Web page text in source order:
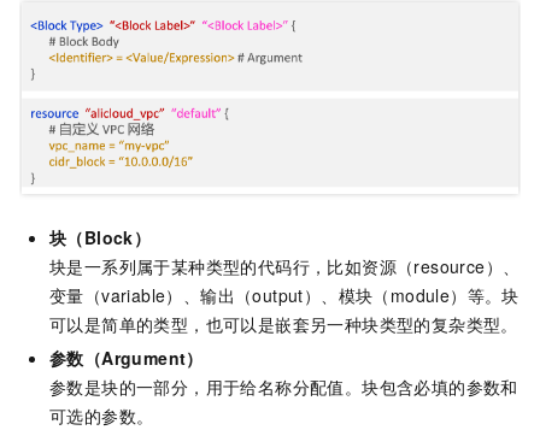
块（Block）
块是一系列属于某种类型的代码行，比如资源（resource）、
变量（variable）、输出（output）、模块（module）等。块
可以是简单的类型，也可以是嵌套另一种块类型的复杂类型。
参数（Argument）
参数是块的一部分，用于给名称分配值。块包含必填的参数和
可选的参数。